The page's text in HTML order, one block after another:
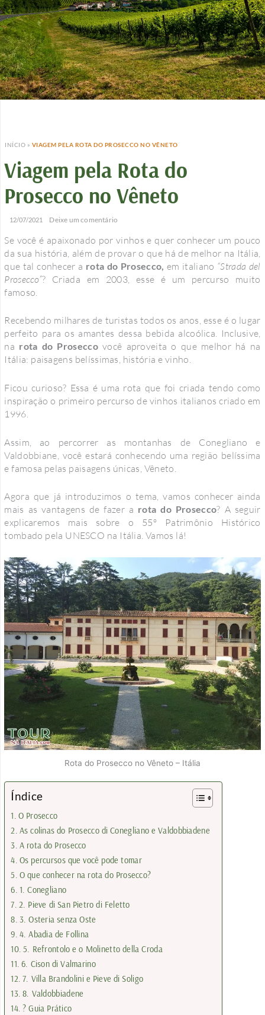
INÍCIO » VIAGEM PELA ROTA DO PROSECCO NO VÊNETO
Viagem pela Rota do
Prosecco no Vêneto
12/07/2021 Deixe um comentário
Se você é apaixonado por vinhos e quer conhecer um pouco
da sua história, além de provar o que há de melhor na Itália,
que tal conhecer a rota do Prosecco,em italiano “Strada del
Prosecco”? Criada em 2003, esse é um percurso muito
famoso.
Recebendo milhares de turistas todos os anos, esse é o lugar
perfeito para os amantes dessa bebida alcoólica. Inclusive,
na rota do Proseccovocê aproveita o que melhor há na
Itália: paisagens belíssimas, história e vinho.
Ficou curioso? Essa é uma rota que foi criada tendo como
inspiração o primeiro percurso de vinhos italianos criado em
1996.
Assim, ao percorrer as montanhas de Conegliano e
Valdobbiane, você estará conhecendo uma região belíssima
e famosa pelas paisagens únicas, Vêneto.
Agora que já introduzimos o tema, vamos conhecer ainda
mais as vantagens de fazer a rota do Prosecco? A seguir
explicaremos mais sobre o 55º Patrimônio Histórico
tombado pela UNESCO na Itália. Vamos lá!
Rota do Prosecco no Vêneto – Itália
Índice
O Prosecco
As colinas do Prosecco di Conegliano e Valdobbiadene
A rota do Prosecco
Os percursos que você pode tomar
O que conhecer na rota do Prosecco?
1. Conegliano
2. Pieve di San Pietro di Feletto
3. Osteria senza Oste
4. Abadia de Follina
5. Refrontolo e o Molinetto della Croda
6. Cison di Valmarino
7. Villa Brandolini e Pieve di Soligo
8. Valdobbiadene
? Guia Prático